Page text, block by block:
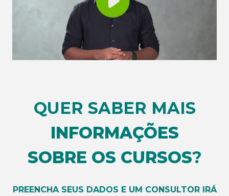
QUER SABER MAIS
INFORMAÇÕES
SOBRE OS CURSOS?
PREENCHA SEUS DADOS E UM CONSULTOR IRÁ